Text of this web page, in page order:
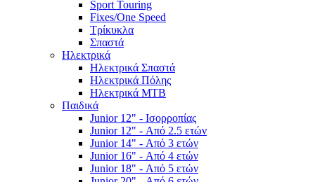
Sport Touring
Fixes/One Speed
Τρίκυκλα
Σπαστά
Ηλεκτρικά
Ηλεκτρικά Σπαστά
Ηλεκτρικά Πόλης
Ηλεκτρικά MTB
Παιδικά
Junior 12" - Ισορροπίας
Junior 12" - Από 2.5 ετών
Junior 14" - Από 3 ετών
Junior 16" - Από 4 ετών
Junior 18" - Από 5 ετών